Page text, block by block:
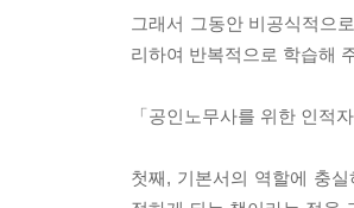
그래서 그동안 비공식적으
리하여 반복적으로 학습해
「공인노무사를 위한 인적
첫째, 기본서의 역할에 충